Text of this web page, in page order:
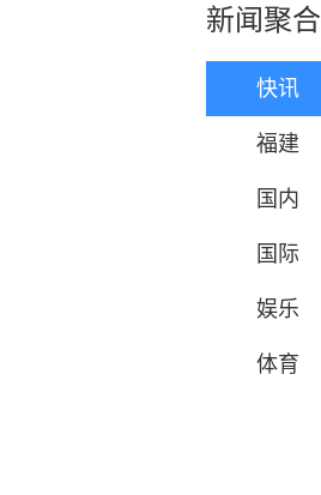
新闻聚合
快讯
福建
国内
国际
娱乐
体育